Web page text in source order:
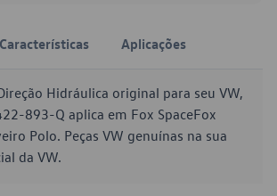
Características Aplicações
Hidráulica original para seu VW,
893-Q aplica em Fox SpaceFox
Polo. Peças VW genuínas na sua
da VW.